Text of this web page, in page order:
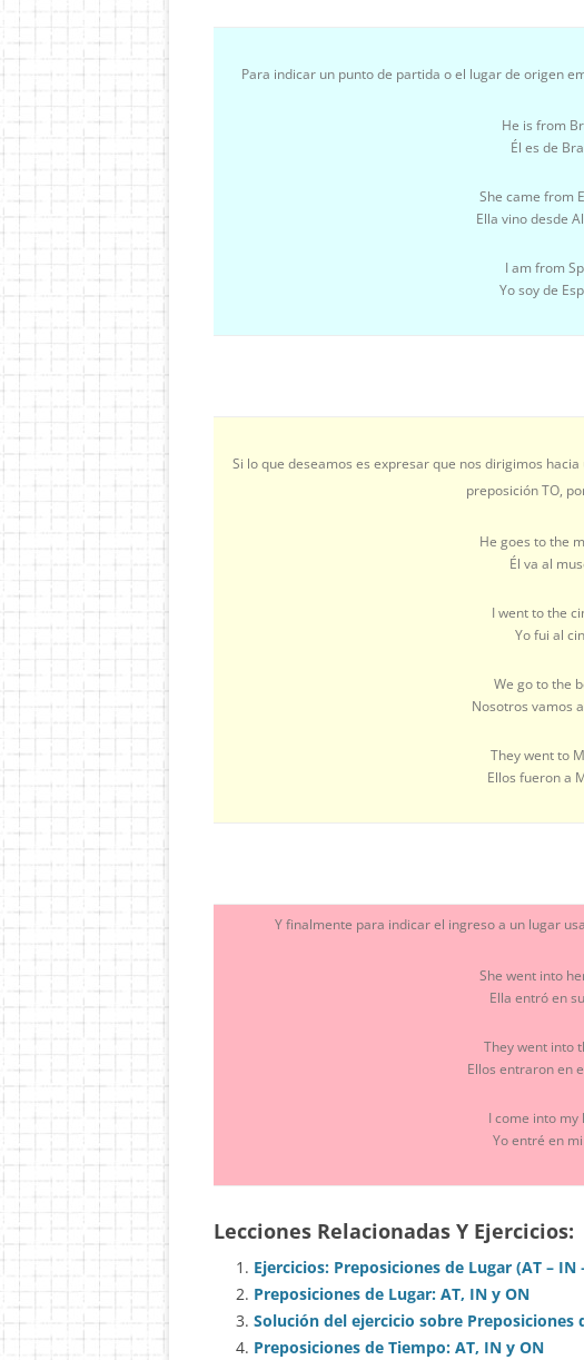
Para indicar un punto de partida o el lugar de origen
He is from
Él es de
She came from
Ella vino desde
I am from
Yo soy de
Si lo que deseamos es expresar que nos dirigimos
preposición TO,
He goes to the
Él va al
I went to the
Yo fui al
We go to the
Nosotros vamos
They went to
Ellos fueron a
Y finalmente para indicar el ingreso a un lugar
She went into
Ella entró en
They went into
Ellos entraron en
I come into my
Yo entré en
Lecciones Relacionadas Y Ejercicios:
Ejercicios: Preposiciones de Lugar (AT – IN
Preposiciones de Lugar: AT, IN y ON
Solución del ejercicio sobre Preposiciones
Preposiciones de Tiempo: AT, IN y ON